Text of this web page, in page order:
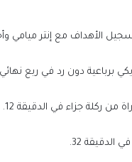
الأهداف مع إنتر ميامي
برباعية دون رد في ربع
من ركلة جزاء في الدقيقة 12.
الدقيقة 32.